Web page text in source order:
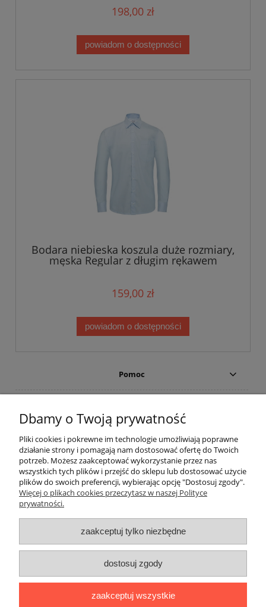
198,00 zł
powiadom o dostępności
Bodara niebieska koszula duże rozmiary,
męska Regular z długim rękawem
159,00 zł
powiadom o dostępności
Pomoc
Płatności i dostawa
Moje konto
Porady
Bodaraproducent koszul męskich i koszul eleganckich damskich firmy
oferuje klasyczne oraz eleganckie koszule męskie oraz koszule
kolorze granatowym, niebieskim, czerwonym, białym, czarnym i szarym.
Nasze bluzki koszulowe damskie i męskie produkujemy z najwyższej jakości
Dbamy o Twoją prywatność
Pliki cookies i pokrewne im technologie umożliwiają poprawne
działanie strony i pomagają nam dostosować ofertę do Twoich
potrzeb. Możesz zaakceptować wykorzystanie przez nas
wszystkich tych plików i przejść do sklepu lub dostosować użycie
plików do swoich preferencji, wybierając opcję "Dostosuj zgody".
Więcej o plikach cookies przeczytasz w naszej Polityce
prywatności.
zaakceptuj tylko niezbędne
dostosuj zgody
zaakceptuj wszystkie